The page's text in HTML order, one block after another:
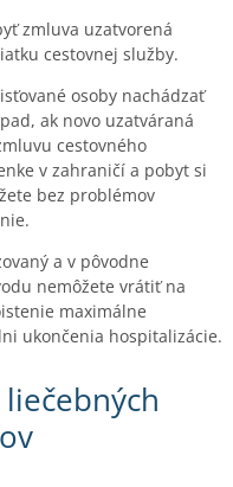
zmluva uzatvorená
cestovnej služby.
osoby nachádzať
ak novo uzatváraná
cestovného
v zahraničí a pobyt si
bez problémov
a v pôvodne
nemôžete vrátiť na
maximálne
ukončenia hospitalizácie.